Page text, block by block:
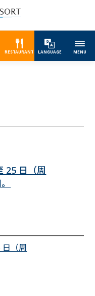
RESTAURANT LANGUAGE MENU
25 日（周
（周